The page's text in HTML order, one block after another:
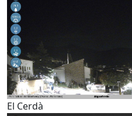
El Cerdà